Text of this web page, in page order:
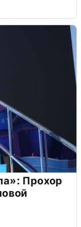
Прохор